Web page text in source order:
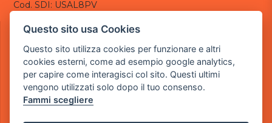
Cod. SDI: USAL8PV
CONTATTI
tel.: +39 030 376 2377
tel.: +39 030 336 6259
pec:powergamesrl@legalmail.it
LINK UTILI
Questo sito usa Cookies
Questo sito utilizza cookies per funzionare e altri
cookies esterni, come ad esempio google analytics,
per capire come interagisci col sito. Questi ultimi
vengono utilizzati solo dopo il tuo consenso.
Fammi scegliere